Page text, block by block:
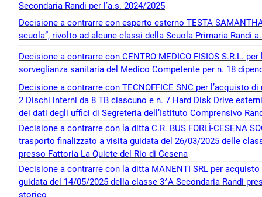
Secondaria Randi per l’a.s. 2024/2025
Decisione a contrarre con esperto esterno TESTA
scuola”, rivolto ad alcune classi della Scuola Primaria Randi
Decisione a contrarre con CENTRO MEDICO FISIOS S.R.L.
sorveglianza sanitaria del Medico Competente per n. 18
Decisione a contrarre con TECNOFFICE SNC per l’acquisto
2 Dischi interni da 8 TB ciascuno e n. 7 Hard Disk Drive
dei dati degli uffici di Segreteria dell’Istituto Comprensivo
Decisione a contrarre con la ditta C.R. BUS FORLÌ-CESENA
trasporto finalizzato a visita guidata del 26/03/2025 delle
presso Fattoria La Quiete del Rio di Cesena
Decisione a contrarre con la ditta MANENTI SRL per
guidata del 14/05/2025 della classe 3^A Secondaria Randi
storico